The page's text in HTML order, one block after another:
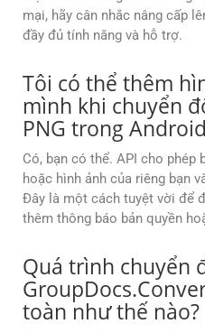
mại, hãy cân nhắc nâng cấp
đầy đủ tính năng và hỗ trợ.
Tôi có thể thêm
mình khi chuyển
PNG trong
Có, bạn có thể. API cho phép
hoặc hình ảnh của riêng bạn
Đây là một cách tuyệt vời để
thêm thông báo bản quyền
Quá trình chuyển
toàn như thế nào?